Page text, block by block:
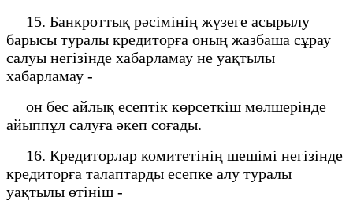
15. Банкроттық рәсімінің жүзеге асырылу
барысы туралы кредиторға оның жазбаша сұрау
салуы негізінде хабарламау не уақтылы
хабарламау -
он бес айлық есептік көрсеткіш мөлшерінде
айыппұл салуға әкеп соғады.
16. Кредиторлар комитетінің шешімі негізінде
кредиторға талаптарды есепке алу туралы
уақтылы өтініш -